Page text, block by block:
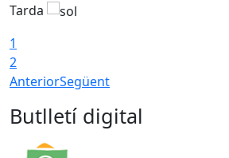
Tarda
1
2
AnteriorSegüent
Butlletí digital